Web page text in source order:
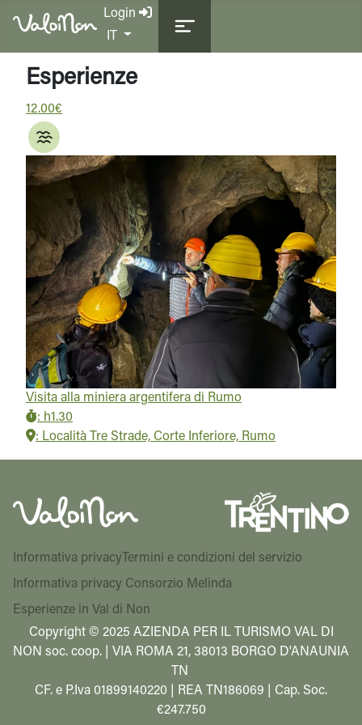
Login
Seleziona la tua lingua
IT
Esperienze
12.00€
Visita alla miniera argentifera di Rumo
: h1.30
: Località Tre Strade, Corte Inferiore, Rumo
Informativa privacy Termini e condizioni del servizio
Informativa privacy Consorzio Melinda
Esperienze in Val di Non
Copyright © 2025 AZIENDA PER IL TURISMO VAL DI
NON soc. coop. | VIA ROMA 21, 38013 BORGO D'ANAUNIA
TN
CF. e P.Iva 01899140220 | REA TN186069 | Cap. Soc.
€247.750